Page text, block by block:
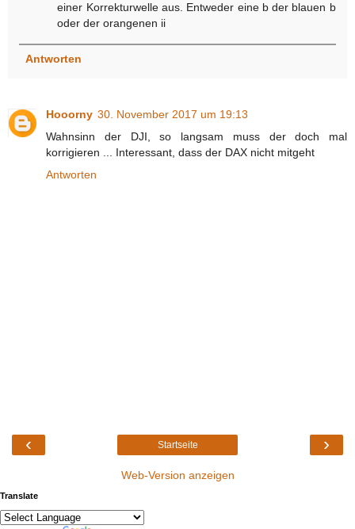
einer Korrekturwelle aus. Entweder eine b der blauen b
oder der orangenen ii
Antworten
Hooorny 30. November 2017 um 19:13
Wahnsinn der DJI, so langsam muss der doch mal
korrigieren ... Interessant, dass der DAX nicht mitgeht
Antworten
‹ ›
Startseite
Web-Version anzeigen
Translate